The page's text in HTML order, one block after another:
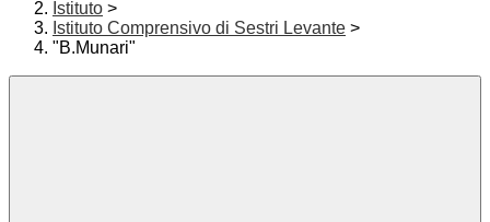
Istituto >
Istituto Comprensivo di Sestri Levante >
"B.Munari"